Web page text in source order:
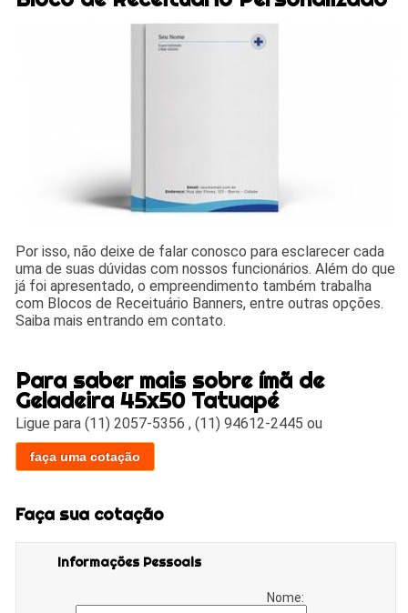
Por isso, não deixe de falar conosco para esclarecer cada
uma de suas dúvidas com nossos funcionários. Além do que
já foi apresentado, o empreendimento também trabalha
com Blocos de Receituário Banners, entre outras opções.
Saiba mais entrando em contato.
Para saber mais sobre ímã de
Geladeira 45x50 Tatuapé
Ligue para(11) 2057-5356 ,(11) 94612-2445 ou
faça uma cotação
Faça sua cotação
Informações Pessoais
Nome: